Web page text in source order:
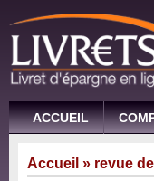
ACCUEIL
Accueil » revue